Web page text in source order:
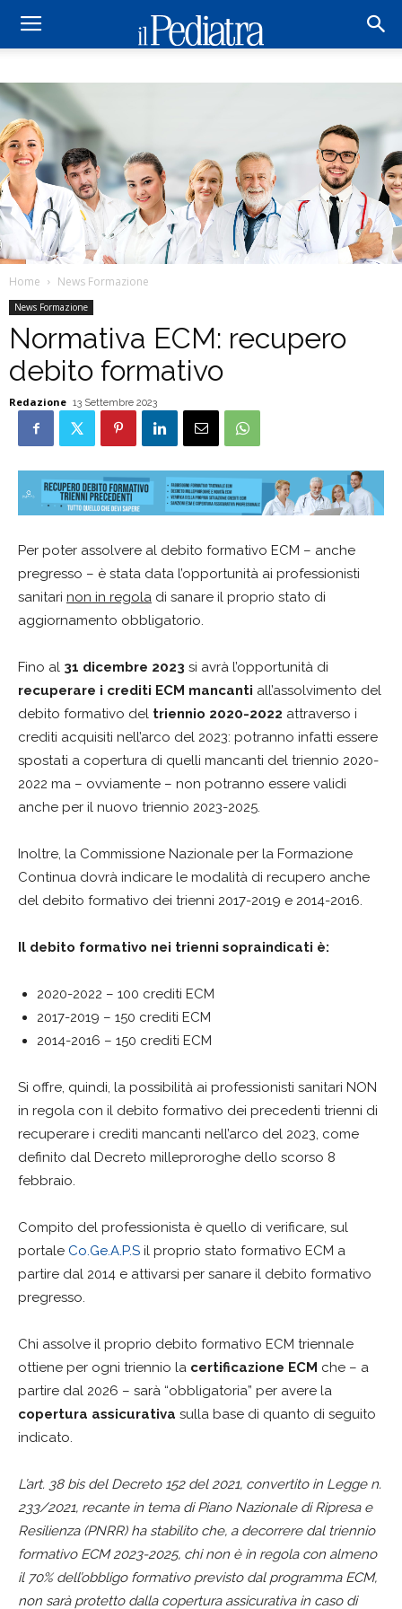
Home News Formazione
News Formazione
Normativa ECM: recupero
debito formativo
Redazione 13 Settembre 2023
Per poter assolvere al debito formativo ECM – anche
pregresso – è stata data l’opportunità ai professionisti
sanitari non in regola di sanare il proprio stato di
aggiornamento obbligatorio.
Fino al 31 dicembre 2023 si avrà l’opportunità di
recuperare i crediti ECM mancanti all’assolvimento del
debito formativo del triennio 2020-2022 attraverso i
crediti acquisiti nell’arco del 2023: potranno infatti essere
spostati a copertura di quelli mancanti del triennio 2020-
2022 ma – ovviamente – non potranno essere validi
anche per il nuovo triennio 2023-2025.
Inoltre, la Commissione Nazionale per la Formazione
Continua dovrà indicare le modalità di recupero anche
del debito formativo dei trienni 2017-2019 e 2014-2016.
Il debito formativo nei trienni sopraindicati è:
2020-2022 – 100 crediti ECM
2017-2019 – 150 crediti ECM
2014-2016 – 150 crediti ECM
Si offre, quindi, la possibilità ai professionisti sanitari NON
in regola con il debito formativo dei precedenti trienni di
recuperare i crediti mancanti nell’arco del 2023, come
definito dal Decreto milleproroghe dello scorso 8
febbraio.
Compito del professionista è quello di verificare, sul
portale Co.Ge.A.P.S il proprio stato formativo ECM a
partire dal 2014 e attivarsi per sanare il debito formativo
pregresso.
Chi assolve il proprio debito formativo ECM triennale
ottiene per ogni triennio la certificazione ECM che – a
partire dal 2026 – sarà “obbligatoria” per avere la
copertura assicurativa sulla base di quanto di seguito
indicato.
L’art. 38 bis del Decreto 152 del 2021, convertito in Legge n.
233/2021, recante in tema di Piano Nazionale di Ripresa e
Resilienza (PNRR) ha stabilito che, a decorrere dal triennio
formativo ECM 2023-2025, chi non è in regola con almeno
il 70% dell’obbligo formativo previsto dal programma ECM,
non sarà protetto dalla copertura assicurativa in caso di